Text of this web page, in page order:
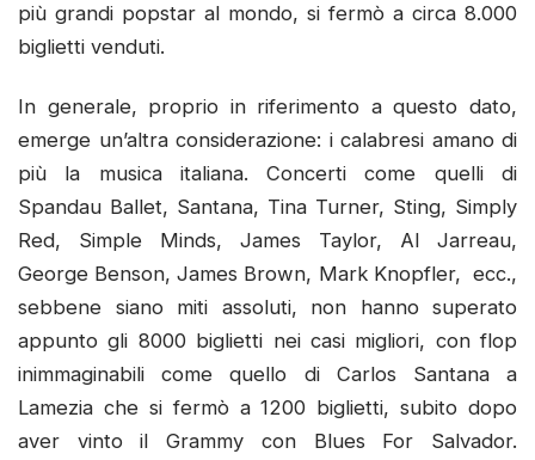
più grandi popstar al mondo, si fermò a circa 8.000
biglietti venduti.
In generale, proprio in riferimento a questo dato,
emerge un’altra considerazione: i calabresi amano di
più la musica italiana. Concerti come quelli di
Spandau Ballet, Santana, Tina Turner, Sting, Simply
Red, Simple Minds, James Taylor, Al Jarreau,
George Benson, James Brown, Mark Knopfler, ecc.,
sebbene siano miti assoluti, non hanno superato
appunto gli 8000 biglietti nei casi migliori, con flop
inimmaginabili come quello di Carlos Santana a
Lamezia che si fermò a 1200 biglietti, subito dopo
aver vinto il Grammy con Blues For Salvador.